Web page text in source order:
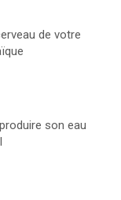
de votre
son eau